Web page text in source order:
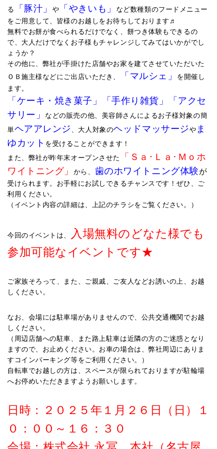
る
「豚汁」 や 「やきいも」
など数種類のフードメニュー
をご用意して、皆様のお越しをお待ちしております♬
無料でお餅が食べられるだけでなく、餅つき体験もできるの
で、大人だけでなくお子様もチャレンジしてみてはいかがでし
ょうか？
その他に、弊社が手掛けた店舗やお家を建てさせていただいた
ＯＢ施主様などにご出店いただき、
「マルシェ」
を開催し
ます。
「ケーキ・焼き菓子」「手作り雑貨」「アクセ
サリー」
などの販売の他、美容師さんによるお子様対象の簡
単ヘアアレンジ 、大人対象のヘッドマッサージや ま
ゆカット を受けることができます！
また、弊社が昨年末オープンさせた
「Ｓａ･Ｌａ･Ｍｏホ
ワイトニング」
から、 歯のホワイトニング体験が
受けられます。お手軽にお試しできるチャンスです！ぜひ、ご
利用ください。
（イベント内容の詳細は、上記のチラシをご覧ください。）
今回のイベントは、
入場無料のどなた様でも
参加可能なイベントです★
ご家族そろって、また、ご親戚、ご友人などお誘いの上、お越
しください。
なお、会場には駐車場がありませんので、公共交通機関でお越
しください。
（周辺店舗への駐車、また路上駐車は近隣の方のご迷惑となり
ますので、お止めください。お車の場合は、弊社周辺にありま
すコインパーキング等をご利用ください。）
自転車でお越しの方は、スペースが限られておりますが駐輪場
へお停めいただきますようお願いします。
日時：２０２５年１月２６日（日）１
０：００～１６：３０